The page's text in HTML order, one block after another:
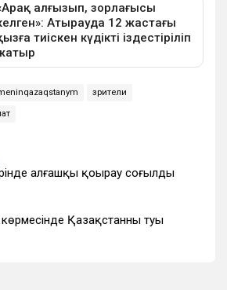
зрители
алғашқы қоңырау соғылды
көрмесінде Қазақстанның туы